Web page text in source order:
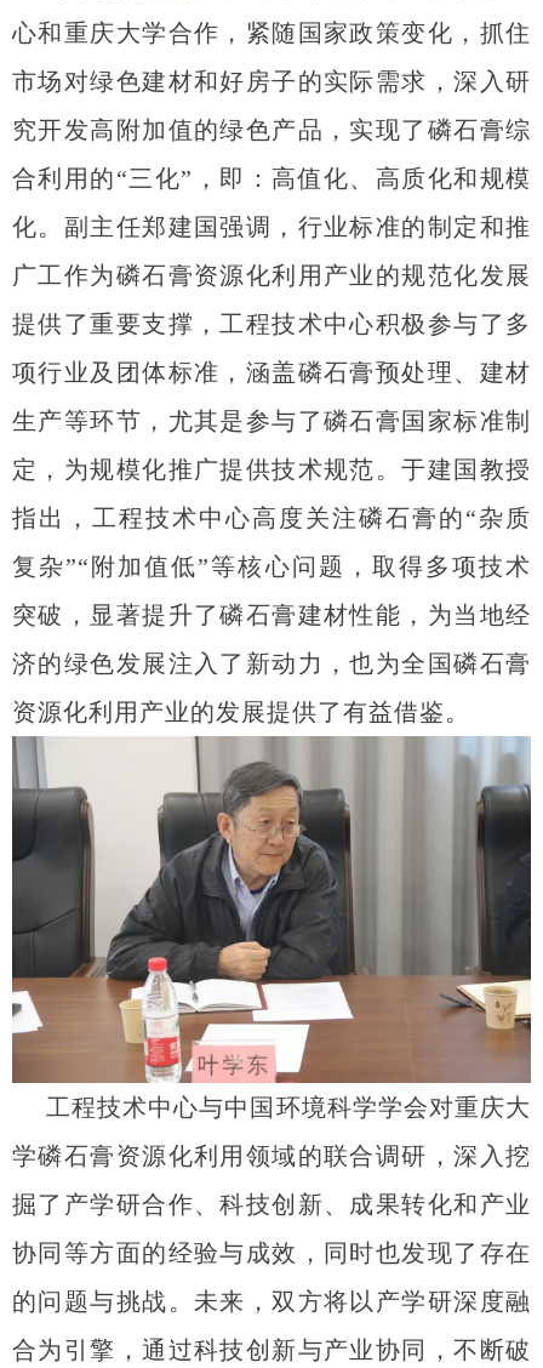
心和重庆大学合作，紧随国家政策变化，抓住
市场对绿色建材和好房子的实际需求，深入研
究开发高附加值的绿色产品，实现了磷石膏综
合利用的“三化”，即：高值化、高质化和规模
化。副主任郑建国强调，行业标准的制定和推
广工作为磷石膏资源化利用产业的规范化发展
提供了重要支撑，工程技术中心积极参与了多
项行业及团体标准，涵盖磷石膏预处理、建材
生产等环节，尤其是参与了磷石膏国家标准制
定，为规模化推广提供技术规范。于建国教授
指出，工程技术中心高度关注磷石膏的“杂质
复杂”“附加值低”等核心问题，取得多项技术
突破，显著提升了磷石膏建材性能，为当地经
济的绿色发展注入了新动力，也为全国磷石膏
资源化利用产业的发展提供了有益借鉴。
工程技术中心与中国环境科学学会对重庆大
学磷石膏资源化利用领域的联合调研，深入挖
掘了产学研合作、科技创新、成果转化和产业
协同等方面的经验与成效，同时也发现了存在
的问题与挑战。未来，双方将以产学研深度融
合为引擎，通过科技创新与产业协同，不断破